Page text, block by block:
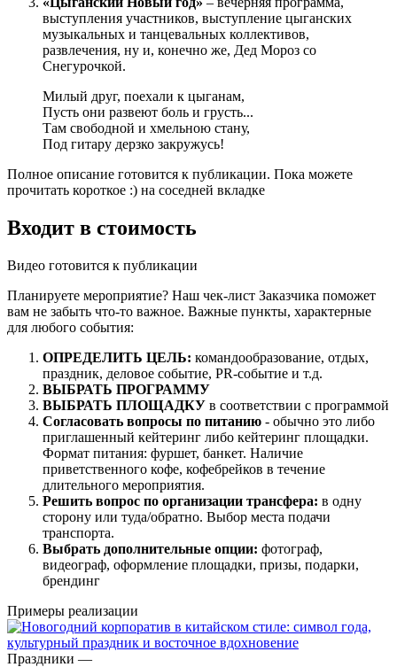
выступления участников, выступление цыганских
музыкальных и танцевальных коллективов,
развлечения, ну и, конечно же, Дед Мороз со
Снегурочкой.
Милый друг, поехали к цыганам,
Пусть они развеют боль и грусть...
Там свободной и хмельною стану,
Под гитару дерзко закружусь!
Полное описание готовится к публикации. Пока можете
прочитать короткое :) на соседней вкладке
Входит в стоимость
Видео готовится к публикации
Планируете мероприятие? Наш чек-лист Заказчика поможет
вам не забыть что-то важное. Важные пункты, характерные
для любого события:
ОПРЕДЕЛИТЬ ЦЕЛЬ: командообразование, отдых,
праздник, деловое событие, PR-событие и т.д.
ВЫБРАТЬ ПРОГРАММУ
ВЫБРАТЬ ПЛОЩАДКУ в соответствии с программой
Согласовать вопросы по питанию - обычно это либо
приглашенный кейтеринг либо кейтеринг площадки.
Формат питания: фуршет, банкет. Наличие
приветственного кофе, кофебрейков в течение
длительного мероприятия.
Решить вопрос по организации трансфера: в одну
сторону или туда/обратно. Выбор места подачи
транспорта.
Выбрать дополнительные опции: фотограф,
видеограф, оформление площадки, призы, подарки,
брендинг
Примеры реализации
Праздники —